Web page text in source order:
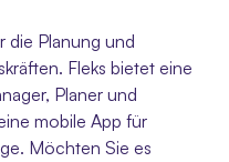
die Planung und
Fleks bietet eine
Planer und
mobile App für
Möchten Sie es